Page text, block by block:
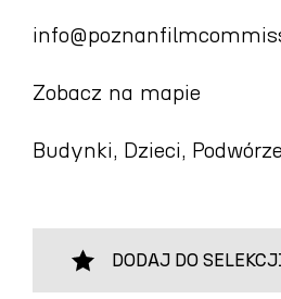
Zobacz na mapie
Budynki, Dzieci,
DODAJ DO